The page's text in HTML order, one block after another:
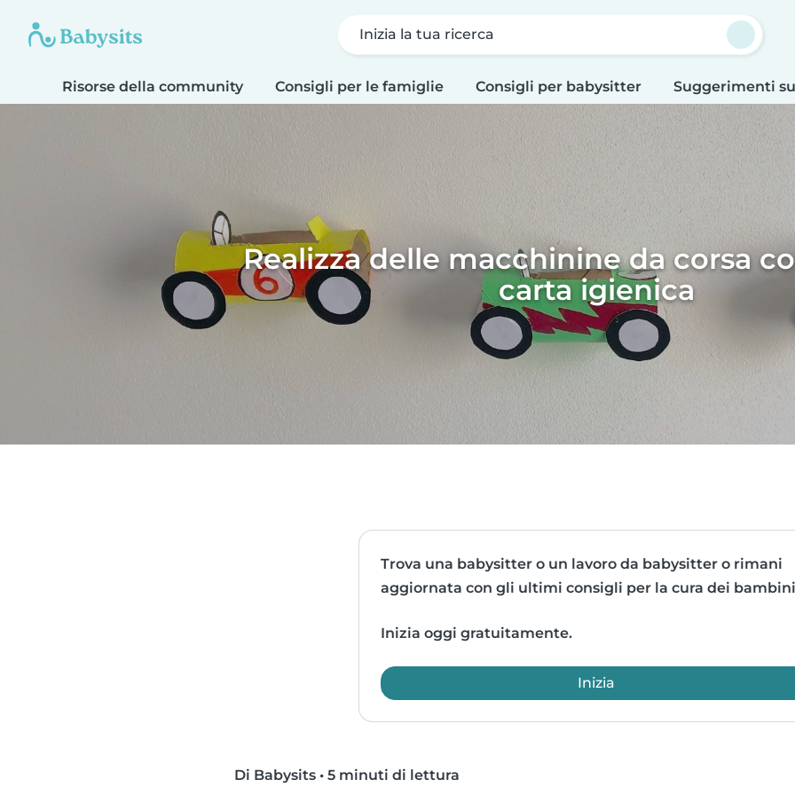
Inizia la tua ricerca
Risorse della community Consigli per le famiglie Consigli per babysitter Suggerimenti
Realizza delle macchinine da corsa
carta igienica
Trova una babysitter o un lavoro da babysitter o rimani
aggiornata con gli ultimi consigli per la cura dei
Inizia oggi gratuitamente.
Inizia
Di Babysits • 5 minuti di lettura